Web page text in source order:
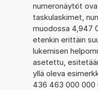
numeronäytöt
taskulaskimet,
muodossa 4,947
etenkin erittäin
lukemisen
asetettu,
yllä oleva
436 463 000 000